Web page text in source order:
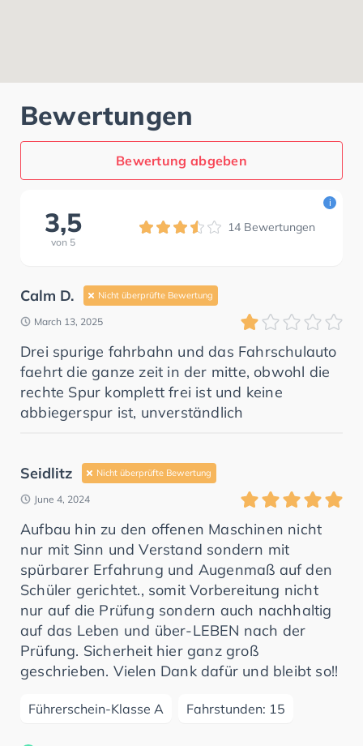
Bewertungen
Bewertung abgeben
3,5
von 5
14 Bewertungen
i
Calm D. Nicht überprüfte Bewertung
March 13, 2025
Drei spurige fahrbahn und das Fahrschulauto
faehrt die ganze zeit in der mitte, obwohl die
rechte Spur komplett frei ist und keine
abbiegerspur ist, unverständlich
Seidlitz Nicht überprüfte Bewertung
June 4, 2024
Aufbau hin zu den offenen Maschinen nicht
nur mit Sinn und Verstand sondern mit
spürbarer Erfahrung und Augenmaß auf den
Schüler gerichtet., somit Vorbereitung nicht
nur auf die Prüfung sondern auch nachhaltig
auf das Leben und über-LEBEN nach der
Prüfung. Sicherheit hier ganz groß
geschrieben. Vielen Dank dafür und bleibt so!!
Führerschein-Klasse A Fahrstunden: 15